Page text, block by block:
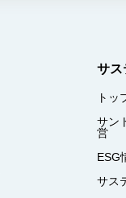
サス
トッ
サン
営
ESG
サス